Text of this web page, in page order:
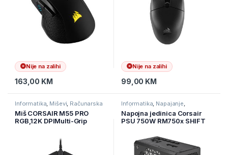
Nije na zalihi
163,00 KM
Nije na zalihi
99,00 KM
Informatika, Miševi, Računarska
periferija
Miš CORSAIR M55 PRO
RGB,12K DPIMulti-Grip
Informatika, Napajanje,
Računarske Komponente
Napojna jedinica Corsair
PSU 750W RM750x SHIFT
ATX CP-9020251-EU